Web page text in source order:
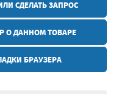
СДЕЛАТЬ ЗАПРОС
О ДАННОМ ТОВАРЕ
БРАУЗЕРА